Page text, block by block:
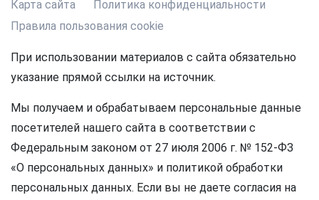
Карта сайта
Политика конфиденциальности
Правила пользования cookie
При использовании материалов с сайта обязательно
указание прямой ссылки на источник.
Мы получаем и обрабатываем персональные данные
посетителей нашего сайта в соответствии с
Федеральным законом от 27 июля 2006 г. № 152-ФЗ
«О персональных данных» и политикой обработки
персональных данных. Если вы не даете согласия на